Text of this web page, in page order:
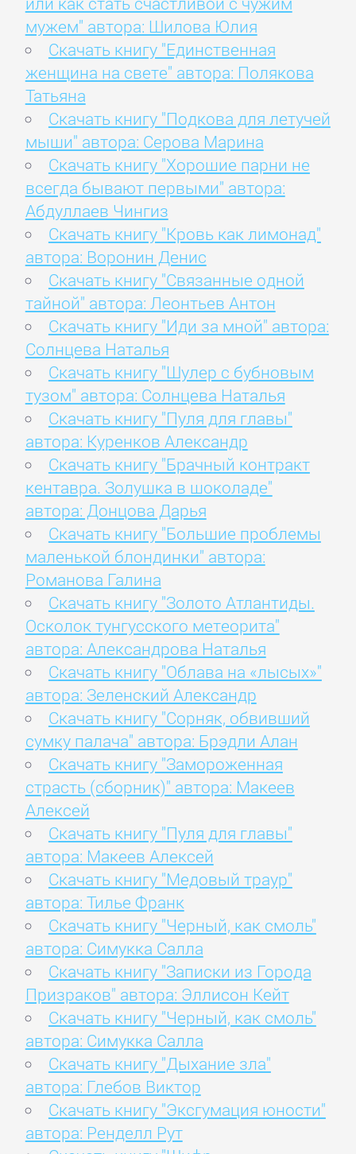
мужем" автора: Шилова Юлия
Скачать книгу "Единственная
женщина на свете" автора: Полякова
Татьяна
Скачать книгу "Подкова для летучей
мыши" автора: Серова Марина
Скачать книгу "Хорошие парни не
всегда бывают первыми" автора:
Абдуллаев Чингиз
Скачать книгу "Кровь как лимонад"
автора: Воронин Денис
Скачать книгу "Связанные одной
тайной" автора: Леонтьев Антон
Скачать книгу "Иди за мной" автора:
Солнцева Наталья
Скачать книгу "Шулер с бубновым
тузом" автора: Солнцева Наталья
Скачать книгу "Пуля для главы"
автора: Куренков Александр
Скачать книгу "Брачный контракт
кентавра. Золушка в шоколаде"
автора: Донцова Дарья
Скачать книгу "Большие проблемы
маленькой блондинки" автора:
Романова Галина
Скачать книгу "Золото Атлантиды.
Осколок тунгусского метеорита"
автора: Александрова Наталья
Скачать книгу "Облава на «лысых»"
автора: Зеленский Александр
Скачать книгу "Сорняк, обвивший
сумку палача" автора: Брэдли Алан
Скачать книгу "Замороженная
страсть (сборник)" автора: Макеев
Алексей
Скачать книгу "Пуля для главы"
автора: Макеев Алексей
Скачать книгу "Медовый траур"
автора: Тилье Франк
Скачать книгу "Черный, как смоль"
автора: Симукка Салла
Скачать книгу "Записки из Города
Призраков" автора: Эллисон Кейт
Скачать книгу "Черный, как смоль"
автора: Симукка Салла
Скачать книгу "Дыхание зла"
автора: Глебов Виктор
Скачать книгу "Эксгумация юности"
автора: Ренделл Рут